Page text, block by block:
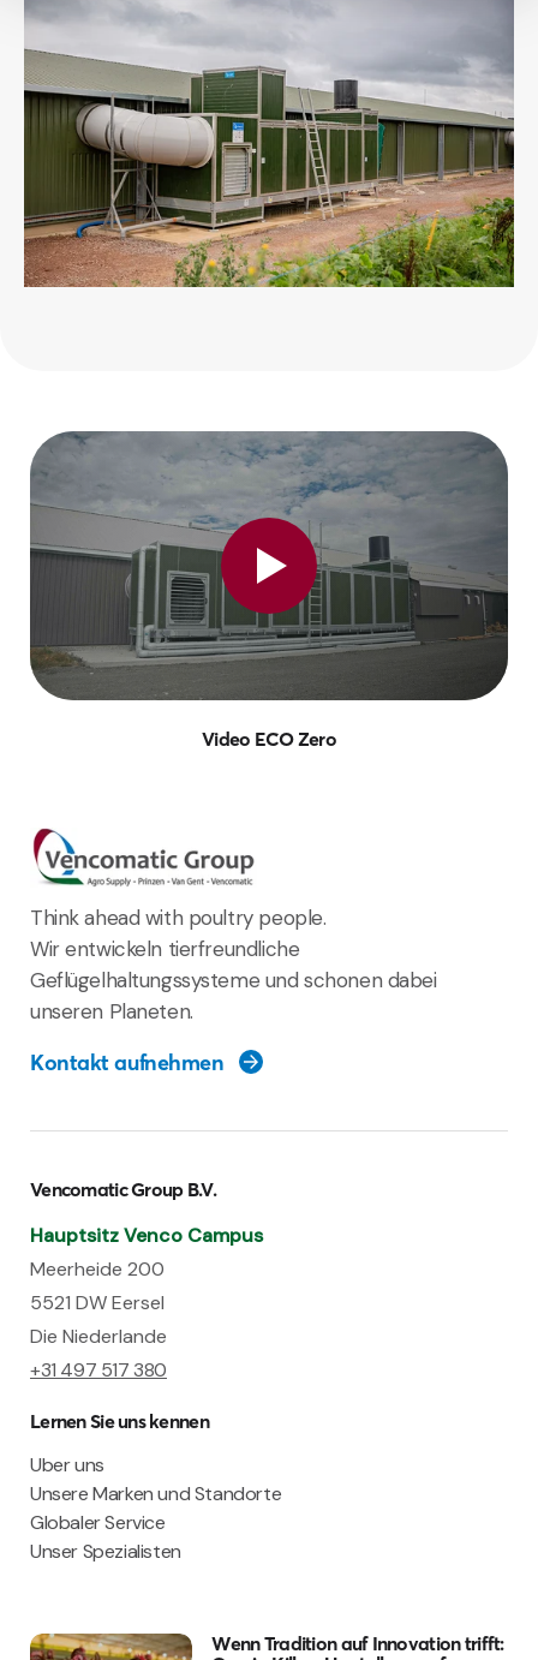
Video ECO Zero
Think ahead with poultry people.
Wir entwickeln tierfreundliche
Geflügelhaltungssysteme und schonen dabei
unseren Planeten.
Kontakt aufnehmen
Vencomatic Group B.V.
Hauptsitz Venco Campus
Meerheide 200
5521 DW Eersel
Die Niederlande
+31 497 517 380
Lernen Sie uns kennen
Uber uns
Unsere Marken und Standorte
Globaler Service
Unser Spezialisten
Wenn Tradition auf Innovation trifft: